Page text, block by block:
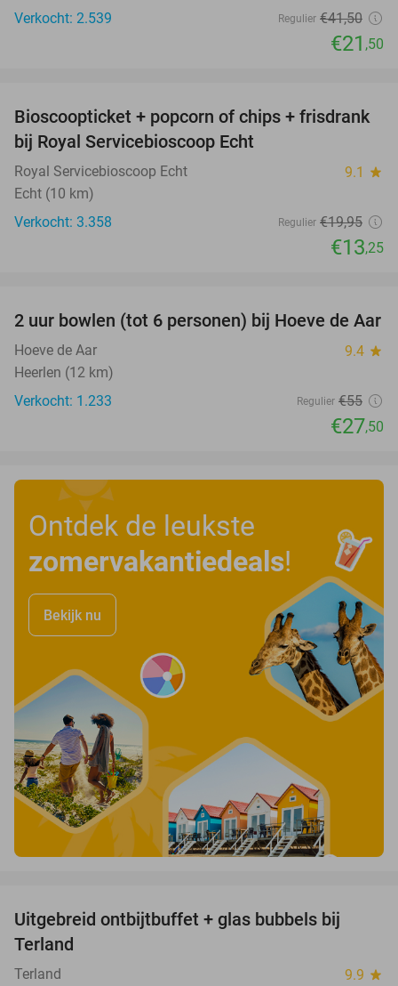
Verkocht: 2.539
Regulier €41,50
€21 ,50
34%
Bioscoopticket + popcorn of chips + frisdrank
bij Royal Servicebioscoop Echt
Royal Servicebioscoop Echt 9.1 star
Echt (10 km)
Verkocht: 3.358
Regulier €19,95
€13,25
50%
2 uur bowlen (tot 6 personen) bij Hoeve de Aar
Hoeve de Aar 9.4 star
Heerlen (12 km)
Verkocht: 1.233
Regulier €55
€27,50
Ontdek de leukste
zomervakantiedeals!
Bekijk nu
Uitgebreid ontbijtbuffet + glas bubbels bij
Terland
Terland 9.9 star